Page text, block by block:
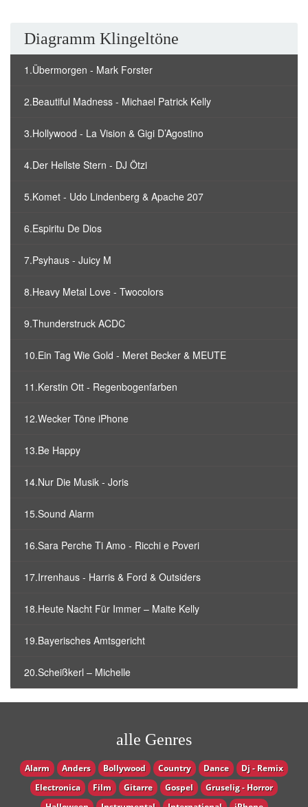
Diagramm Klingeltöne
1.Übermorgen - Mark Forster
2.Beautiful Madness - Michael Patrick Kelly
3.Hollywood - La Vision & Gigi D’Agostino
4.Der Hellste Stern - DJ Ötzi
5.Komet - Udo Lindenberg & Apache 207
6.Espiritu De Dios
7.Psyhaus - Juicy M
8.Heavy Metal Love - Twocolors
9.Thunderstruck ACDC
10.Ein Tag Wie Gold - Meret Becker & MEUTE
11.Kerstin Ott - Regenbogenfarben
12.Wecker Töne iPhone
13.Be Happy
14.Nur Die Musik - Joris
15.Sound Alarm
16.Sara Perche Ti Amo - Ricchi e Poveri
17.Irrenhaus - Harris & Ford & Outsiders
18.Heute Nacht Für Immer – Maite Kelly
19.Bayerisches Amtsgericht
20.Scheißkerl – Michelle
alle Genres
Alarm Anders Bollywood Country Dance
Dj - Remix
Electronica
Film Gitarre Gospel
Gruselig - Horror